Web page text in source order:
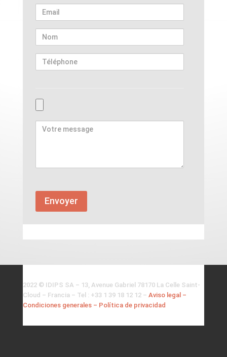
Email
Nom
Téléphone
CV
Votre
Alternative:
2022 © IDIPS SA – 13, Avenue Gabriel 78170 La Celle Saint-
Cloud – Francia – Tel : +33 1 39 18 12 12 – Aviso legal –
Condiciones generales – Política de privacidad